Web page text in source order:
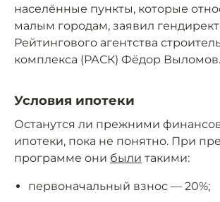
населённые пункты, которые
малым городам, заявил
Рейтингового агентства
комплекса (РАСК) Фёдор Выломов.
Условия ипотеки
Останутся ли прежними
ипотеки, пока не понятно. При
программе они были такими:
первоначальный взнос — 20%;